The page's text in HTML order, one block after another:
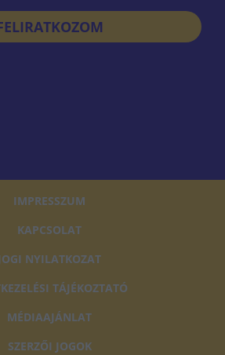
IMPRESSZUM
KAPCSOLAT
NYILATKOZAT
TÁJÉKOZTATÓ
MÉDIAAJÁNLAT
SZERZŐI JOGOK